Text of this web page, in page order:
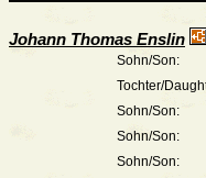
Johann Thomas Enslin
Sohn/Son:
Tochter/
Sohn/Son:
Sohn/Son:
Sohn/Son: